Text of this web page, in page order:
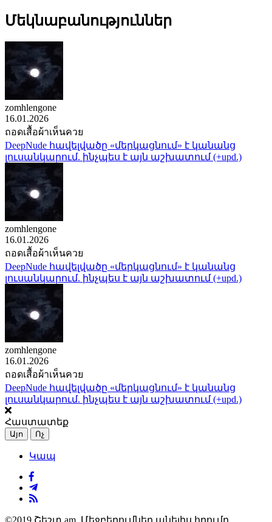
Մեկնաբանություններ
zomhlengone
16.01.2026
ถอดเสื้อผ้าเห็นควย
DeepNude հավելվածը «մերկացնում» է կանանց
լուսանկարում. ինչպես է այն աշխատում (+upd.)
zomhlengone
16.01.2026
ถอดเสื้อผ้าเห็นควย
DeepNude հավելվածը «մերկացնում» է կանանց
լուսանկարում. ինչպես է այն աշխատում (+upd.)
zomhlengone
16.01.2026
ถอดเสื้อผ้าเห็นควย
DeepNude հավելվածը «մերկացնում» է կանանց
լուսանկարում. ինչպես է այն աշխատում (+upd.)
Հաստատեք
Այո Ոչ
Կապ
©2019 Շեշտ.am. Մեջբերումներ անելիս հղումը